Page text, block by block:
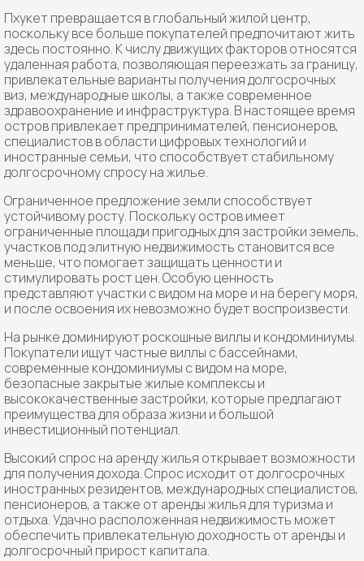
Пхукет превращается в глобальный жилой центр,
поскольку все больше покупателей предпочитают жить
здесь постоянно. К числу движущих факторов относятся
удаленная работа, позволяющая переезжать за границу,
привлекательные варианты получения долгосрочных
виз, международные школы, а также современное
здравоохранение и инфраструктура. В настоящее время
остров привлекает предпринимателей, пенсионеров,
специалистов в области цифровых технологий и
иностранные семьи, что способствует стабильному
долгосрочному спросу на жилье.
Ограниченное предложение земли способствует
устойчивому росту. Поскольку остров имеет
ограниченные площади пригодных для застройки земель,
участков под элитную недвижимость становится все
меньше, что помогает защищать ценности и
стимулировать рост цен. Особую ценность
представляют участки с видом на море и на берегу моря,
и после освоения их невозможно будет воспроизвести.
На рынке доминируют роскошные виллы и кондоминиумы.
Покупатели ищут частные виллы с бассейнами,
современные кондоминиумы с видом на море,
безопасные закрытые жилые комплексы и
высококачественные застройки, которые предлагают
преимущества для образа жизни и большой
инвестиционный потенциал.
Высокий спрос на аренду жилья открывает возможности
для получения дохода. Спрос исходит от долгосрочных
иностранных резидентов, международных специалистов,
пенсионеров, а также от аренды жилья для туризма и
отдыха. Удачно расположенная недвижимость может
обеспечить привлекательную доходность от аренды и
долгосрочный прирост капитала.